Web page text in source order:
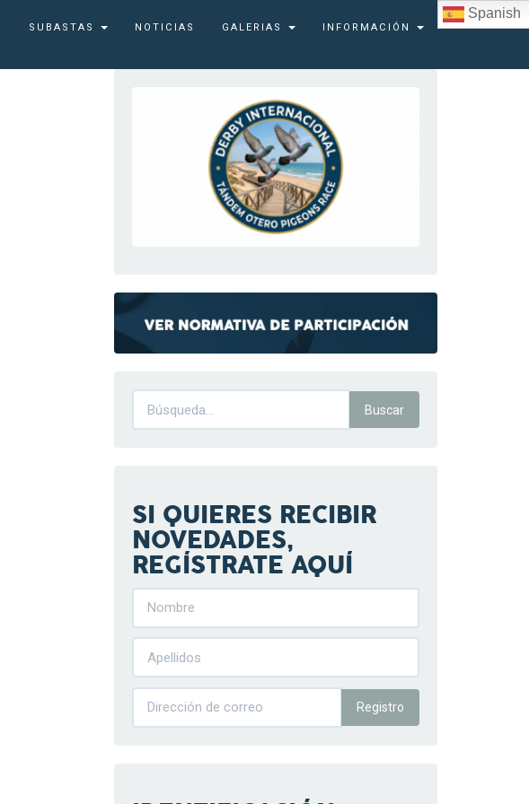
SUBASTAS NOTICIAS GALERIAS INFORMACIÓN
Spanish
SI QUIERES RECIBIR
NOVEDADES,
REGÍSTRATE AQUÍ
Registro